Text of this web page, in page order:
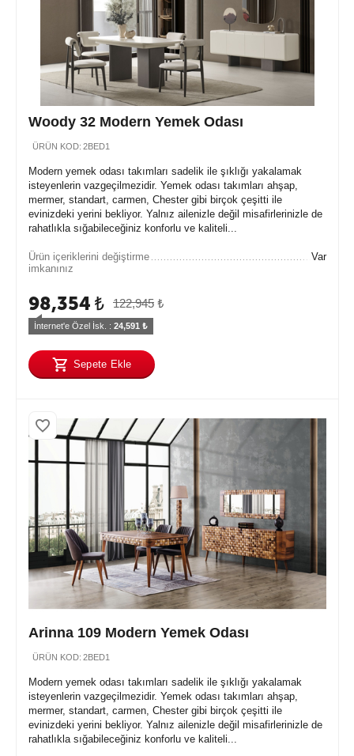
Woody 32 Modern Yemek Odası
ÜRÜN KOD: 2BED1
Modern yemek odası takımları sadelik ile şıklığı yakalamak
isteyenlerin vazgeçilmezidir. Yemek odası takımları ahşap,
mermer, standart, carmen, Chester gibi birçok çeşitti ile
evinizdeki yerini bekliyor. Yalnız ailenizle değil misafirlerinizle de
rahatlıkla sığabileceğiniz konforlu ve kaliteli...
Ürün içeriklerini değiştirme
imkanınız
Var
122,945 ₺
98,354 ₺
İnternet'e Özel İsk. : 24,591 ₺
Sepete Ekle
Arinna 109 Modern Yemek Odası
ÜRÜN KOD: 2BED1
Modern yemek odası takımları sadelik ile şıklığı yakalamak
isteyenlerin vazgeçilmezidir. Yemek odası takımları ahşap,
mermer, standart, carmen, Chester gibi birçok çeşitti ile
evinizdeki yerini bekliyor. Yalnız ailenizle değil misafirlerinizle de
rahatlıkla sığabileceğiniz konforlu ve kaliteli...